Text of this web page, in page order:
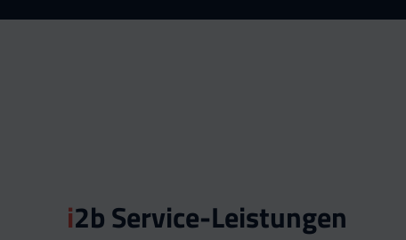
i2b Service-Leistungen